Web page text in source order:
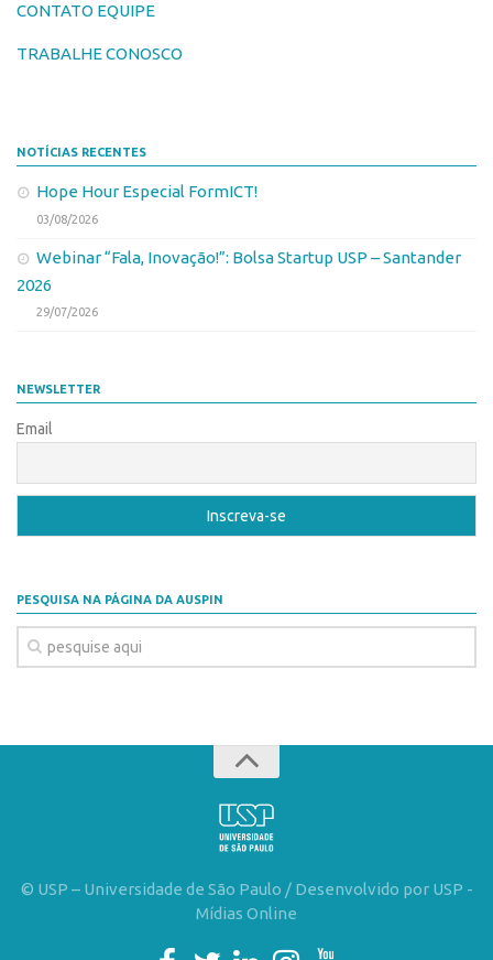
Leis e Normas
Transferência de Tecnologia
Convênios
Chamamento
PIPE/FAPESP
Patentes em Destaque
Showroom de Tecnologias
Empreendedorismo
Bolsa Empreendedorismo
Prêmio USP de Empreendedorismo
Pesquisa
CONTATO EQUIPE
TRABALHE CONOSCO
NOTÍCIAS RECENTES
Hope Hour Especial FormICT!
03/08/2026
Webinar “Fala, Inovação!”: Bolsa Startup USP – Santander
2026
29/07/2026
NEWSLETTER
Email
PESQUISA NA PÁGINA DA AUSPIN
© USP – Universidade de São Paulo / Desenvolvido por USP -
Mídias Online